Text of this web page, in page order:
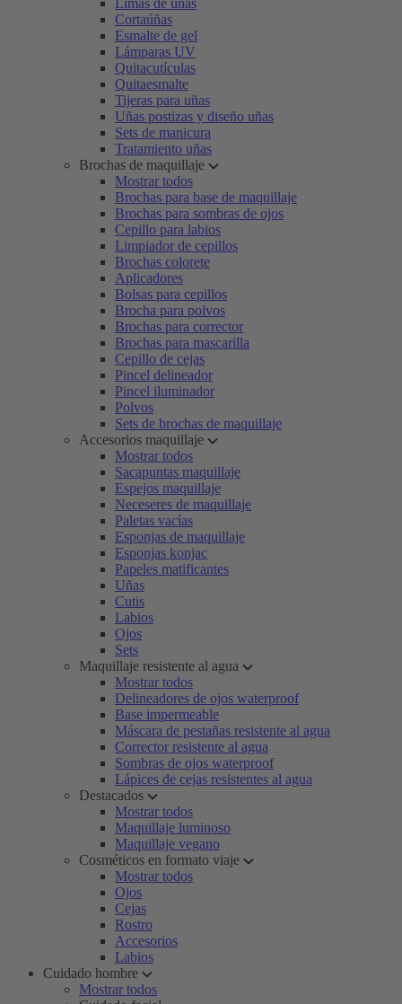
Limas de uñas
Cortaúñas
Esmalte de gel
Lámparas UV
Quitacutículas
Quitaesmalte
Tijeras para uñas
Uñas postizas y diseño uñas
Sets de manicura
Tratamiento uñas
Brochas de maquillaje
Mostrar todos
Brochas para base de maquillaje
Brochas para sombras de ojos
Cepillo para labios
Limpiador de cepillos
Brochas colorete
Aplicadores
Bolsas para cepillos
Brocha para polvos
Brochas para corrector
Brochas para mascarilla
Cepillo de cejas
Pincel delineador
Pincel iluminador
Polvos
Sets de brochas de maquillaje
Accesorios maquillaje
Mostrar todos
Sacapuntas maquillaje
Espejos maquillaje
Neceseres de maquillaje
Paletas vacías
Esponjas de maquillaje
Esponjas konjac
Papeles matificantes
Uñas
Cutis
Labios
Ojos
Sets
Maquillaje resistente al agua
Mostrar todos
Delineadores de ojos waterproof
Base impermeable
Máscara de pestañas resistente al agua
Corrector resistente al agua
Sombras de ojos waterproof
Lápices de cejas resistentes al agua
Destacados
Mostrar todos
Maquillaje luminoso
Maquillaje vegano
Cosméticos en formato viaje
Mostrar todos
Ojos
Cejas
Rostro
Accesorios
Labios
Cuidado hombre
Mostrar todos